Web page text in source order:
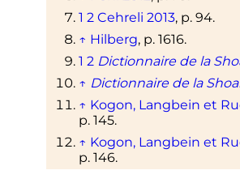
1 2 Cehreli 2013, p. 94.
↑ Hilberg, p. 1616.
1 2 Dictionnaire de la
↑ Dictionnaire de la
↑ Kogon, Langbein et
p. 145.
↑ Kogon, Langbein et
p. 146.